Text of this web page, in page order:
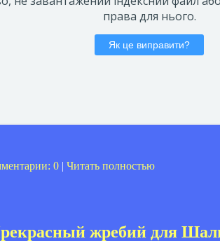
0 | Читать полностью
жребий для